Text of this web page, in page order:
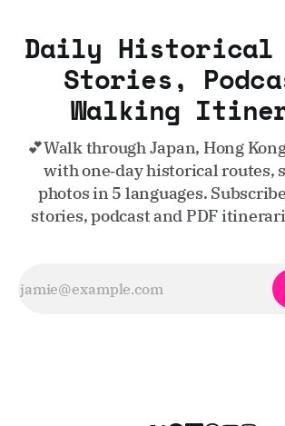
Daily Historical
Stories,
Walking
💕Walk through Japan, Hong
with one‑day historical routes,
photos in 5 languages.
stories, podcast and PDF